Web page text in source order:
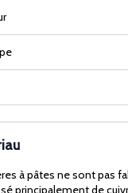
à pâtes ne sont pas